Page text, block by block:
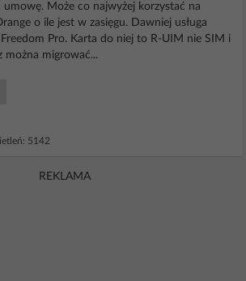
umowę. Może co najwyżej korzystać na
o ile jest w zasięgu. Dawniej usługa
Freedom Pro. Karta do niej to R-UIM nie SIM i
można migrować...
5142
REKLAMA